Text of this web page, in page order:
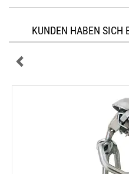
KUNDEN HABEN SICH